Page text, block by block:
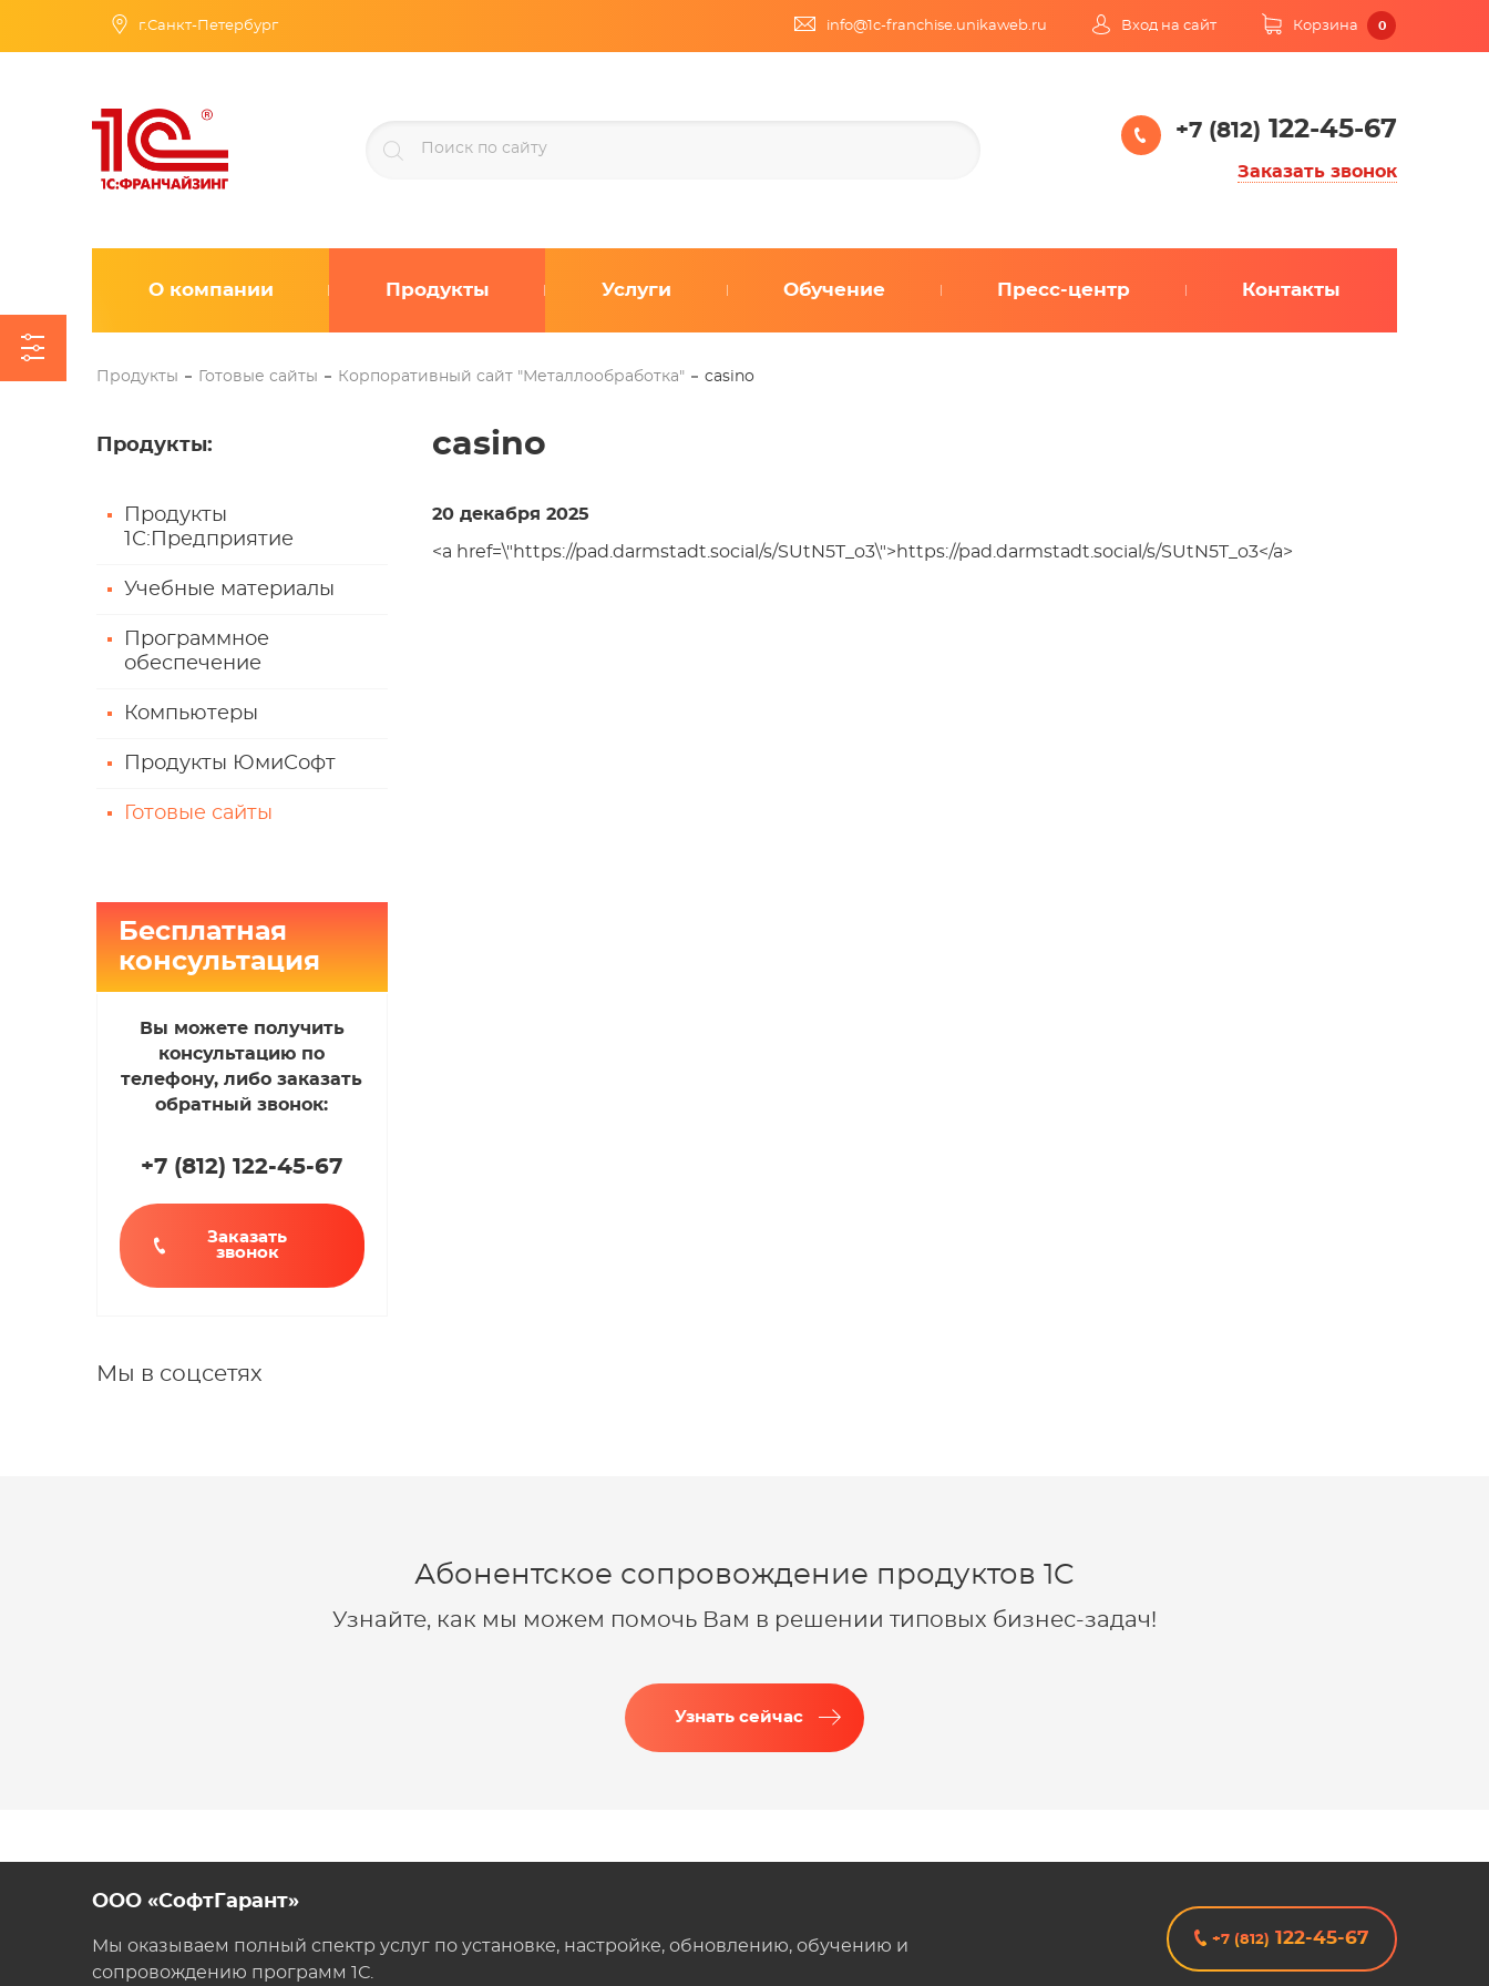
г.Санкт-Петербург info@1c-franchise.unikaweb.ru Вход на сайт Корзина 0
+7 (812) 122-45-67
Заказать звонок
О компании Продукты Услуги Обучение Пресс-центр Контакты
Продукты Готовые сайты Корпоративный сайт "Металлообработка" casino
Продукты:
Продукты
1С:Предприятие
Учебные материалы
Программное
обеспечение
Компьютеры
Продукты ЮмиСофт
Готовые сайты
Бесплатная
консультация
Вы можете получить
консультацию по
телефону, либо заказать
обратный звонок:
+7 (812)122-45-67
Заказать
звонок
Мы в соцсетях
casino
20 декабря 2025
<a href=\"https://pad.darmstadt.social/s/SUtN5T_o3\">https://pad.darmstadt.social/s/SUtN5T_o3</a>
Абонентское сопровождение продуктов 1C
Узнайте, как мы можем помочь Вам в решении типовых бизнес-задач!
Узнать сейчас
ООО «СофтГарант»
Мы оказываем полный спектр услуг по установке, настройке, обновлению, обучению и
сопровождению программ 1С.
+7 (812) 122-45-67